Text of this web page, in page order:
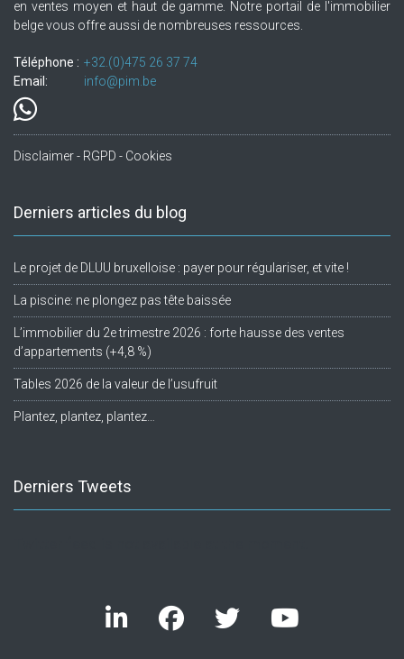
en ventes moyen et haut de gamme. Notre portail de l'immobilier
belge vous offre aussi de nombreuses ressources.
Téléphone : +32.(0)475 26 37 74
Email:
info@pim.be
Disclaimer - RGPD - Cookies
Derniers articles du blog
Le projet de DLUU bruxelloise : payer pour régulariser, et vite !
La piscine: ne plongez pas tête baissée
L’immobilier du 2e trimestre 2026 : forte hausse des ventes
d’appartements (+4,8 %)
Tables 2026 de la valeur de l’usufruit
Plantez, plantez, plantez…
Derniers Tweets